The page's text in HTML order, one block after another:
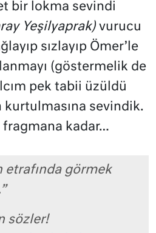
bir lokma sevindi
Yeşilyaprak) vurucu
sızlayıp Ömer’le
(göstermelik de
pek tabii üzüldü
kurtulmasına sevindik.
fragmana kadar…
etrafında görmek
sözler!